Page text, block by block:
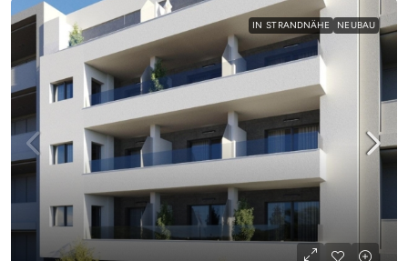
IN STRANDNÄHE NEUBAU